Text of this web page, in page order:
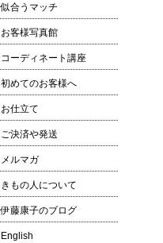
似合うマッチ
お客様写真館
コーディネート講座
初めてのお客様へ
お仕立て
ご決済や発送
メルマガ
きもの人について
伊藤康子のブログ
English